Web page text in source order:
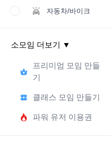
자동차/바이크
소모임 더보기 ▼
프리미엄 모임 만들
기
클래스 모임 만들기
파워 유저 이용권